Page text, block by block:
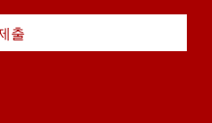
출